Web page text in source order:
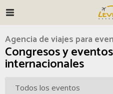
Agencia de viajes para
Congresos y
internacionales